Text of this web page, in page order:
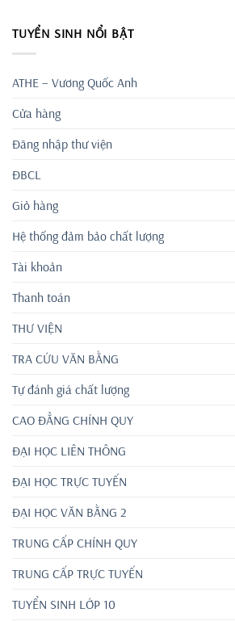
TUYỂN SINH NỔI BẬT
ATHE – Vương Quốc Anh
Cửa hàng
Đăng nhập thư viện
ĐBCL
Giỏ hàng
Hệ thống đảm bảo chất lượng
Tài khoản
Thanh toán
THƯ VIỆN
TRA CỨU VĂN BẰNG
Tự đánh giá chất lượng
CAO ĐẲNG CHÍNH QUY
ĐẠI HỌC LIÊN THÔNG
ĐẠI HỌC TRỰC TUYẾN
ĐẠI HỌC VĂN BẰNG 2
TRUNG CẤP CHÍNH QUY
TRUNG CẤP TRỰC TUYẾN
TUYỂN SINH LỚP 10